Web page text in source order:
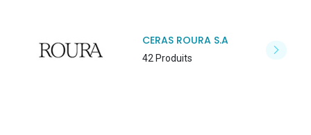
CERAS ROURA S.A
42 Produits